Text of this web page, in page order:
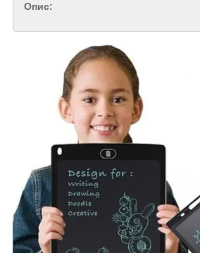
Опис: